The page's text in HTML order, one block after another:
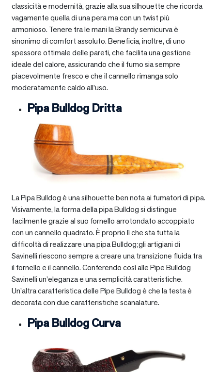
classicità e modernità, grazie alla sua silhouette che ricorda
vagamente quella di una pera ma con un twist più
armonioso. Tenere tra le mani la Brandy semicurva è
sinonimo di comfort assoluto. Beneficia, inoltre, di uno
spessore ottimale delle pareti, che facilita una gestione
ideale del calore, assicurando che il fumo sia sempre
piacevolmente fresco e che il cannello rimanga solo
moderatamente caldo all’uso.
Pipa Bulldog Dritta
La Pipa Bulldog è una silhouette ben nota ai fumatori di pipa.
Visivamente, la forma della pipa Bulldog si distingue
facilmente grazie al suo fornello arrotondato accoppiato
con un cannello quadrato. È proprio lì che sta tutta la
difficoltà di realizzare una pipa Bulldog;gli artigiani di
Savinelli riescono sempre a creare una transizione fluida tra
il fornello e il cannello. Conferendo così alle Pipe Bulldog
Savinelli un’eleganza e una semplicità caratteristiche.
Un’altra caratteristica delle Pipe Bulldog è che la testa è
decorata con due caratteristiche scanalature.
Pipa Bulldog Curva